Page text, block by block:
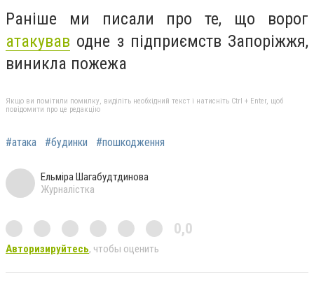
Раніше ми писали про те, що ворог
атакував одне з підприємств Запоріжжя,
виникла пожежа
Якщо ви помітили помилку, виділіть необхідний текст і натисніть Ctrl + Enter, щоб
повідомити про це редакцію
#атака #будинки #пошкодження
Ельміра Шагабудтдинова
Журналістка
0,0
Авторизируйтесь, чтобы оценить